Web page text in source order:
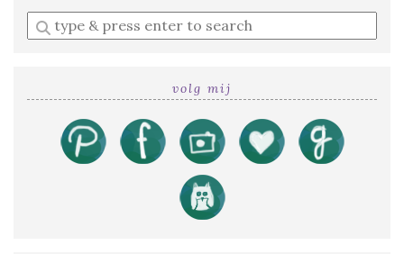
Enter
a
volg mij